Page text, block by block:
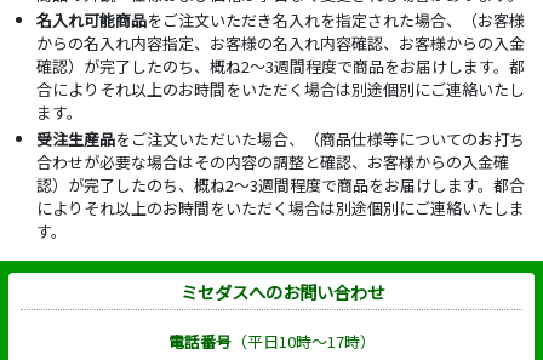
名入れ可能商品をご注文いただき名入れを指定された場合、（お客様
からの名入れ内容指定、お客様の名入れ内容確認、お客様からの入金
確認）が完了したのち、概ね2～3週間程度で商品をお届けします。都
合によりそれ以上のお時間をいただく場合は別途個別にご連絡いたし
ます。
受注生産品をご注文いただいた場合、（商品仕様等についてのお打ち
合わせが必要な場合はその内容の調整と確認、お客様からの入金確
認）が完了したのち、概ね2～3週間程度で商品をお届けします。都合
によりそれ以上のお時間をいただく場合は別途個別にご連絡いたしま
す。
ミセダスへのお問い合わせ
電話番号（平日10時～17時）